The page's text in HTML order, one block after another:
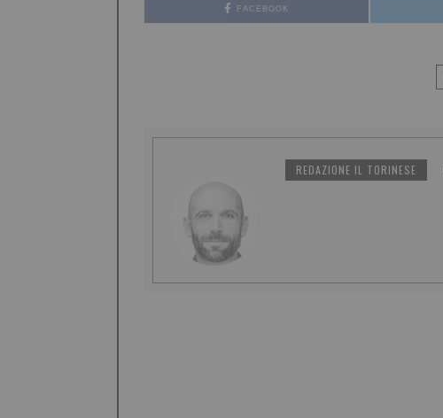
FACEBOOK
REDAZIONE IL TORINESE